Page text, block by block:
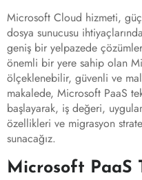
Microsoft Cloud hizmeti,
dosya sunucusu
geniş bir yelpazede
önemli bir yere sahip olan
ölçeklenebilir, güvenli ve
makalede, Microsoft PaaS
başlayarak, iş değeri,
özellikleri ve migrasyon
sunacağız.
Microsoft PaaS